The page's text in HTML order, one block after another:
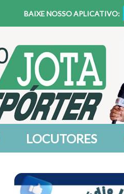
BAIXE NOSSO APLICATIVO:
LOCUTORES